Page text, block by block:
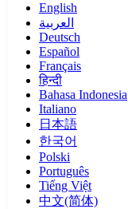
English
العربية
Deutsch
Español
Français
हिन्दी
Bahasa Indonesia
Italiano
日本語
한국어
Polski
Português
Tiếng Việt
中文(简体)